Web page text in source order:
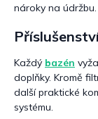
nároky na údržbu.
Každý bazén
doplňky. Kromě
další praktické
systému.